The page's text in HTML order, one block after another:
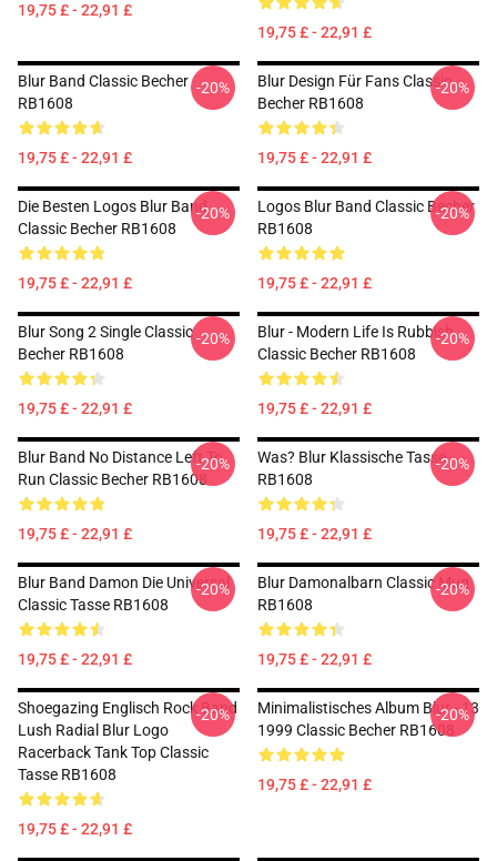
19,75 £ - 22,91 £
19,75 £ - 22,91 £
Blur Band Classic Becher
RB1608
19,75 £ - 22,91 £
-20%
Blur Design Für Fans Classic
Becher RB1608
19,75 £ - 22,91 £
-20%
Die Besten Logos Blur Band
Classic Becher RB1608
19,75 £ - 22,91 £
-20%
Logos Blur Band Classic Becher
RB1608
19,75 £ - 22,91 £
-20%
Blur Song 2 Single Classic
Becher RB1608
19,75 £ - 22,91 £
-20%
Blur - Modern Life Is Rubbish
Classic Becher RB1608
19,75 £ - 22,91 £
-20%
Blur Band No Distance Left To
Run Classic Becher RB1608
19,75 £ - 22,91 £
-20%
Was? Blur Klassische Tasse
RB1608
19,75 £ - 22,91 £
-20%
Blur Band Damon Die Universal
Classic Tasse RB1608
19,75 £ - 22,91 £
-20%
Blur Damonalbarn Classic Mug
RB1608
19,75 £ - 22,91 £
-20%
Shoegazing Englisch Rock Band
Lush Radial Blur Logo
Racerback Tank Top Classic
Tasse RB1608
19,75 £ - 22,91 £
-20%
Minimalistisches Album Blur - 13
1999 Classic Becher RB1608
19,75 £ - 22,91 £
-20%